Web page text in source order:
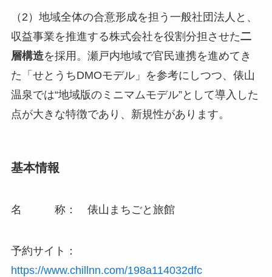
（2）地域全体の合意形成を担う一般社団法人と、
収益事業を推進する株式会社を役割分担させた二
層構造を採用。瀬戸内地域で官民連携を進めてき
た「せとうちDMOモデル」を参考にしつつ、俵山
温泉では“地域版のミニマムモデル”として導入した
点が大きな特徴であり、新規性があります。
基本情報
名 称： 俵山まちごと旅館
予約サイト：
https://www.chillnn.com/198a114032dfc